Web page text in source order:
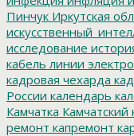
Пинчук Иркутская
исследование
кабель линии
кадровая чехарда
России календарь
Камчатка Камчатский
ремонт капремонт